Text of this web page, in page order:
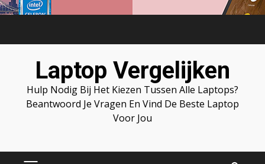
Laptop Vergelijken
Hulp Nodig Bij Het Kiezen Tussen Alle Laptops?
Beantwoord Je Vragen En Vind De Beste Laptop
Voor Jou